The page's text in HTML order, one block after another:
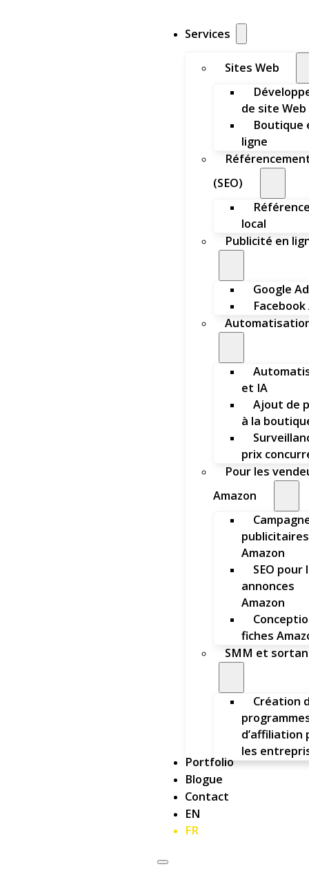
Services
Sites Web
de site Web
Boutique
ligne
(SEO)
local
Publicité en
Google
Facebook
et IA
Ajout de
à la
prix
Pour les
Amazon
publicitaires
Amazon
SEO pour
annonces
Amazon
fiches
SMM et
Création
d’affiliation
les
Portfolio
Blogue
Contact
EN
FR